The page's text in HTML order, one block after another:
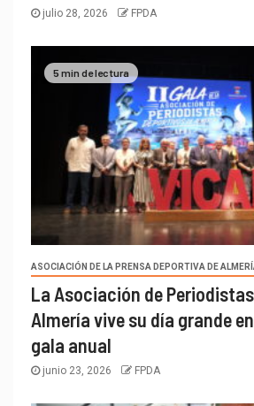
julio 28, 2026 FPDA
5 min de lectura
ASOCIACIÓN DE LA PRENSA DEPORTIVA DE
La Asociación de
Almería vive su día grande
gala anual
junio 23, 2026 FPDA